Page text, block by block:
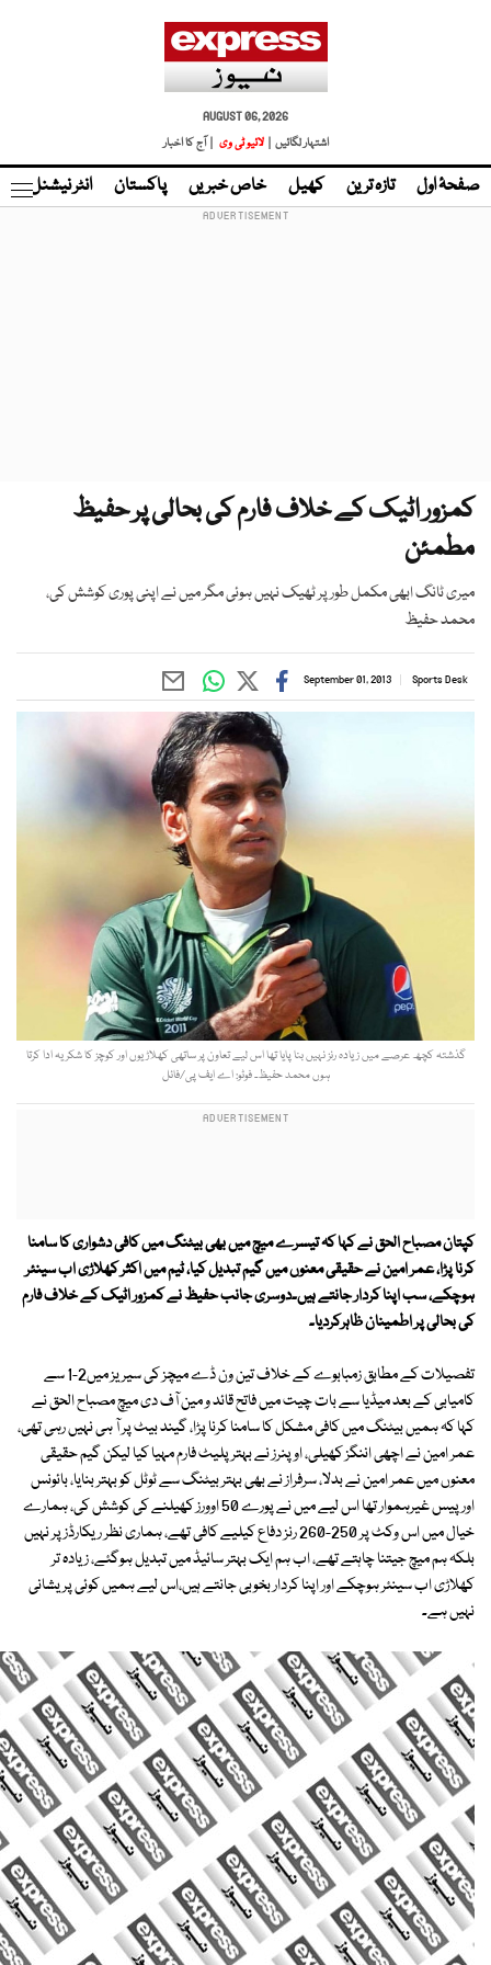
AUGUST 06, 2026
اشتہار لگائیں |
لائیو ٹی وی | آج کا اخبار
صفحۂ اول تازہ ترین کھیل خاص خبریں پاکستان انٹر نیشنل
کمزور اٹیک کے خلاف فارم کی بحالی پر حفیظ
مطمئن
میری ٹانگ ابھی مکمل طور پر ٹھیک نہیں ہوئی مگر میں نے اپنی پوری کوشش کی،
محمد حفیظ
Sports Desk
September 01, 2013
گذشتہ کچھ عرصے میں زیادہ رنز نہیں بنا پایا تھا اس لیے تعاون پر ساتھی کھلاڑیوں اور کوچز کا شکریہ ادا کرتا
ہوں محمد حفیظ۔ فوٹو: اے ایف پی/فائل
کپتان مصباح الحق نے کہا کہ تیسرے میچ میں بھی بیٹنگ میں کافی دشواری کا سامنا
کرنا پڑا، عمر امین نے حقیقی معنوں میں گیم تبدیل کیا، ٹیم میں اکثر کھلاڑی اب سینئر
ہوچکے، سب اپنا کردار جانتے ہیں۔دوسری جانب حفیظ نے کمزور اٹیک کے خلاف فارم
کی بحالی پر اطمینان ظاہرکردیا۔
تفصیلات کے مطابق زمبابوے کے خلاف تین ون ڈے میچز کی سیریز میں2-1 سے
کامیابی کے بعد میڈیا سے بات چیت میں فاتح قائد و مین آف دی میچ مصباح الحق نے
کہا کہ ہمیں بیٹنگ میں کافی مشکل کا سامنا کرنا پڑا، گیند بیٹ پر آ ہی نہیں رہی تھی،
عمر امین نے اچھی اننگز کھیلی، اوپنرز نے بہتر پلیٹ فارم مہیا کیا لیکن گیم حقیقی
معنوں میں عمر امین نے بدلا، سرفراز نے بھی بہتر بیٹنگ سے ٹوٹل کو بہتر بنایا، بائونس
اور پیس غیرہموار تھا اس لیے میں نے پورے 50 اوورز کھیلنے کی کوشش کی، ہمارے
خیال میں اس وکٹ پر 250-260 رنز دفاع کیلیے کافی تھے، ہماری نظر ریکارڈز پر نہیں
بلکہ ہم میچ جیتنا چاہتے تھے، اب ہم ایک بہتر سائیڈ میں تبدیل ہوگئے، زیادہ تر
کھلاڑی اب سینئر ہوچکے اور اپنا کردار بخوبی جانتے ہیں،اس لیے ہمیں کوئی پریشانی
نہیں ہے۔